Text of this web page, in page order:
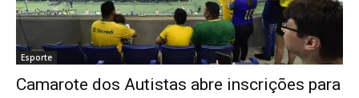
Esporte
Camarote dos Autistas abre inscrições para